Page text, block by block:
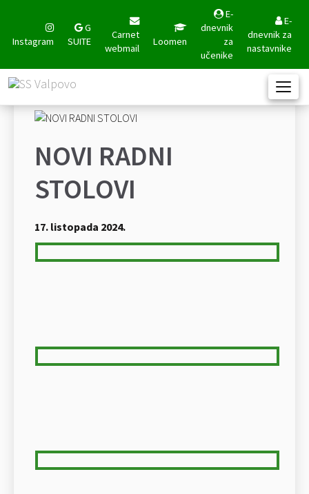
Instagram
G
SUITE
Carnet
webmail
Loomen
E-
dnevnik
za
učenike
E-
dnevnik za
nastavnike
NOVI RADNI
STOLOVI
17. listopada 2024.